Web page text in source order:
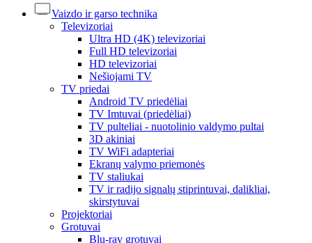
Vaizdo ir garso technika
Televizoriai
Ultra HD (4K) televizoriai
Full HD televizoriai
HD televizoriai
Nešiojami TV
TV priedai
Android TV priedėliai
TV Imtuvai (priedėliai)
TV pulteliai - nuotolinio valdymo pultai
3D akiniai
TV WiFi adapteriai
Ekranų valymo priemonės
TV staliukai
TV ir radijo signalų stiprintuvai, dalikliai,
skirstytuvai
Projektoriai
Grotuvai
Blu-ray grotuvai